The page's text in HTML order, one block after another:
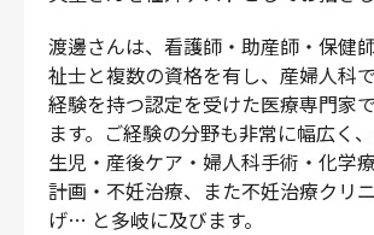
渡邊さんは、看護師・助産師・保健
祉士と複数の資格を有し、産婦人科
経験を持つ認定を受けた医療専門家
ます。ご経験の分野も非常に幅広く
生児・産後ケア・婦人科手術・化学
計画・不妊治療、また不妊治療クリ
げ… と多岐に及びます。